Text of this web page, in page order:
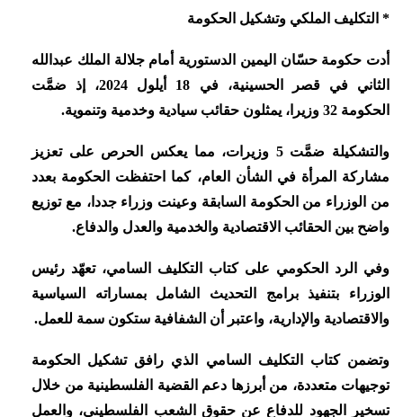
* التكليف الملكي وتشكيل الحكومة
أدت حكومة حسّان اليمين الدستورية أمام جلالة الملك عبدالله
الثاني في قصر الحسينية، في 18 أيلول 2024، إذ ضمَّت
الحكومة 32 وزيرا، يمثلون حقائب سيادية وخدمية وتنموية.
والتشكيلة ضمَّت 5 وزيرات، مما يعكس الحرص على تعزيز
مشاركة المرأة في الشأن العام، كما احتفظت الحكومة بعدد
من الوزراء من الحكومة السابقة وعينت وزراء جددا، مع توزيع
واضح بين الحقائب الاقتصادية والخدمية والعدل والدفاع.
وفي الرد الحكومي على كتاب التكليف السامي، تعهّد رئيس
الوزراء بتنفيذ برامج التحديث الشامل بمساراته السياسية
والاقتصادية والإدارية، واعتبر أن الشفافية ستكون سمة للعمل.
وتضمن كتاب التكليف السامي الذي رافق تشكيل الحكومة
توجيهات متعددة، من أبرزها دعم القضية الفلسطينية من خلال
تسخير الجهود للدفاع عن حقوق الشعب الفلسطيني، والعمل